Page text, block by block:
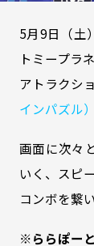
5月9日（土
トミープラ
アトラクシ
インパズル）
画面に次々
いく、スピ
コンボを繋
※ららぽー